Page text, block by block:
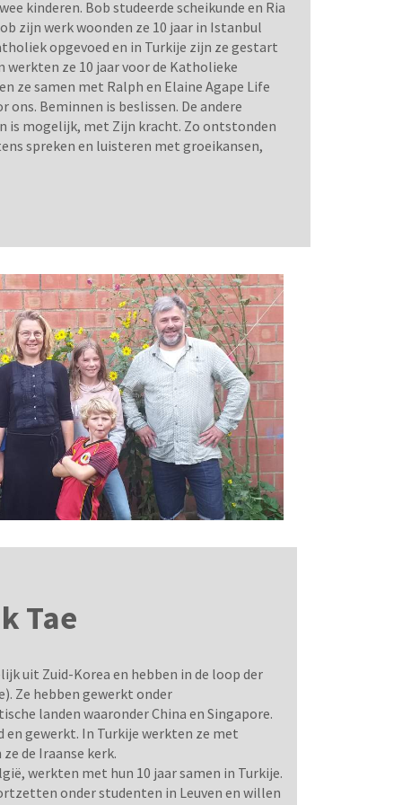
kinderen. Bob studeerde scheikunde en Ria
zijn werk woonden ze 10 jaar in Istanbul
opgevoed en in Turkije zijn ze gestart
ze 10 jaar voor de Katholieke
ze samen met Ralph en Elaine Agape Life
Beminnen is beslissen. De andere
is mogelijk, met Zijn kracht. Zo ontstonden
spreken en luisteren met groeikansen,
Tae
uit Zuid-Korea en hebben in de loop der
Ze hebben gewerkt onder
landen waaronder China en Singapore.
en gewerkt. In Turkije werkten ze met
de Iraanse kerk.
werkten met hun 10 jaar samen in Turkije.
onder studenten in Leuven en willen